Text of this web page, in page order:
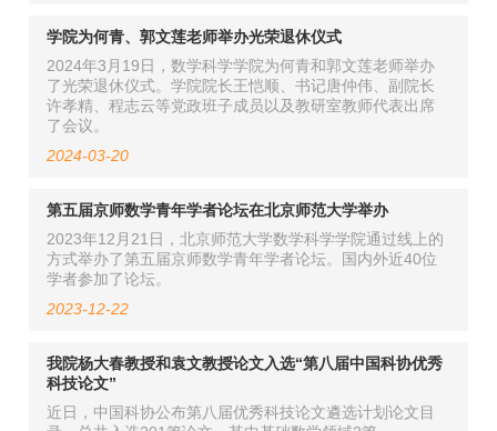
学院为何青、郭文莲老师举办光荣退休仪式
2024年3月19日，数学科学学院为何青和郭文莲老师举办
了光荣退休仪式。学院院长王恺顺、书记唐仲伟、副院长
许孝精、程志云等党政班子成员以及教研室教师代表出席
了会议。
2024-03-20
第五届京师数学青年学者论坛在北京师范大学举办
2023年12月21日，北京师范大学数学科学学院通过线上的
方式举办了第五届京师数学青年学者论坛。国内外近40位
学者参加了论坛。
2023-12-22
我院杨大春教授和袁文教授论文入选“第八届中国科协优秀
科技论文”
近日，中国科协公布第八届优秀科技论文遴选计划论文目